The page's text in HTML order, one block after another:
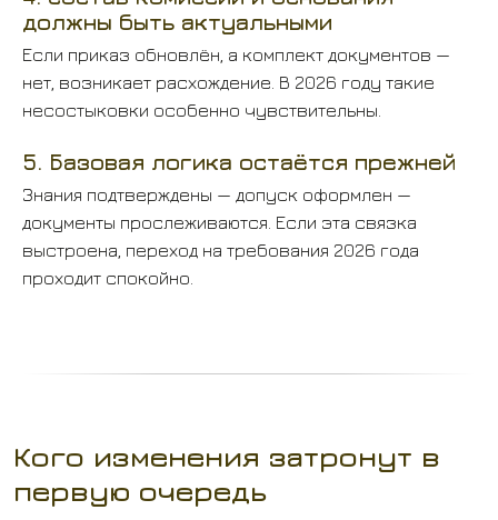
должны быть актуальными
Если приказ обновлён, а комплект документов —
нет, возникает расхождение. В 2026 году такие
несостыковки особенно чувствительны.
5. Базовая логика остаётся прежней
Знания подтверждены — допуск оформлен —
документы прослеживаются. Если эта связка
выстроена, переход на требования 2026 года
проходит спокойно.
Кого изменения затронут в
первую очередь